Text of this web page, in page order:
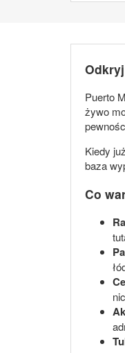
Puerto
żywo
Kiedy
baza
Co